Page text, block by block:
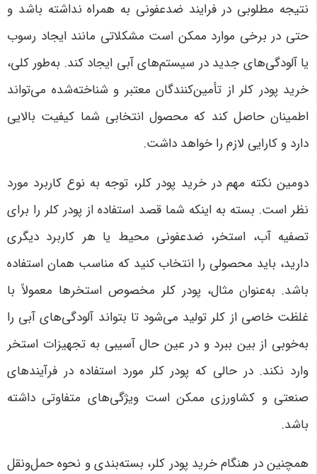
نتیجه مطلوبی در فرایند ضدعفونی به همراه نداشته باشد و
حتی در برخی موارد ممکن است مشکلاتی مانند ایجاد رسوب
یا آلودگی‌های جدید در سیستم‌های آبی ایجاد کند. به‌طور کلی،
خرید پودر کلر از تأمین‌کنندگان معتبر و شناخته‌شده می‌تواند
اطمینان حاصل کند که محصول انتخابی شما کیفیت بالایی
دارد و کارایی لازم را خواهد داشت.
دومین نکته مهم در خرید پودر کلر، توجه به نوع کاربرد مورد
نظر است. بسته به اینکه شما قصد استفاده از پودر کلر را برای
تصفیه آب، استخر، ضدعفونی محیط یا هر کاربرد دیگری
دارید، باید محصولی را انتخاب کنید که مناسب همان استفاده
باشد. به‌عنوان مثال، پودر کلر مخصوص استخرها معمولاً با
غلظت خاصی از کلر تولید می‌شود تا بتواند آلودگی‌های آبی را
به‌خوبی از بین ببرد و در عین حال آسیبی به تجهیزات استخر
وارد نکند. در حالی که پودر کلر مورد استفاده در فرآیندهای
صنعتی و کشاورزی ممکن است ویژگی‌های متفاوتی داشته
باشد.
همچنین در هنگام خرید پودر کلر، بسته‌بندی و نحوه حمل‌ونقل